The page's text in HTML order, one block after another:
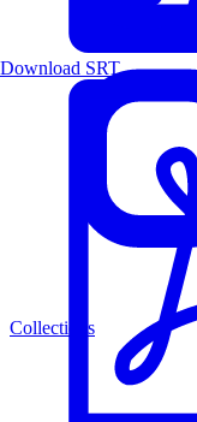
Collections
Download SRT